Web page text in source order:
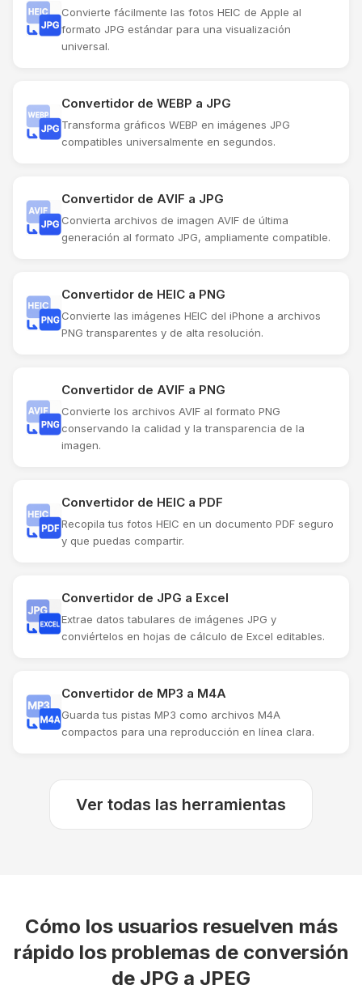
Convierte fácilmente las fotos HEIC de Apple al
formato JPG estándar para una visualización
universal.
Convertidor de WEBP a JPG
Transforma gráficos WEBP en imágenes JPG
compatibles universalmente en segundos.
Convertidor de AVIF a JPG
Convierta archivos de imagen AVIF de última
generación al formato JPG, ampliamente compatible.
Convertidor de HEIC a PNG
Convierte las imágenes HEIC del iPhone a archivos
PNG transparentes y de alta resolución.
Convertidor de AVIF a PNG
Convierte los archivos AVIF al formato PNG
conservando la calidad y la transparencia de la
imagen.
Convertidor de HEIC a PDF
Recopila tus fotos HEIC en un documento PDF seguro
y que puedas compartir.
Convertidor de JPG a Excel
Extrae datos tabulares de imágenes JPG y
conviértelos en hojas de cálculo de Excel editables.
Convertidor de MP3 a M4A
Guarda tus pistas MP3 como archivos M4A
compactos para una reproducción en línea clara.
Ver todas las herramientas
Cómo los usuarios resuelven más
rápido los problemas de conversión
de JPG a JPEG